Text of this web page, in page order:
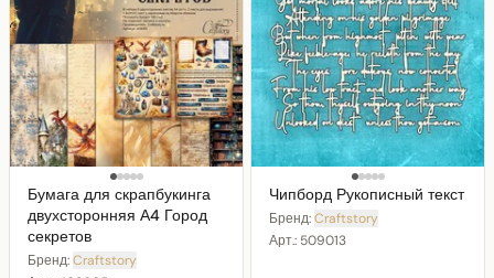
Бумага для скрапбукинга
двухсторонняя А4 Город
секретов
Бренд:Craftstory
Чипборд Рукописный текст
Бренд:Craftstory
Арт.: 509013